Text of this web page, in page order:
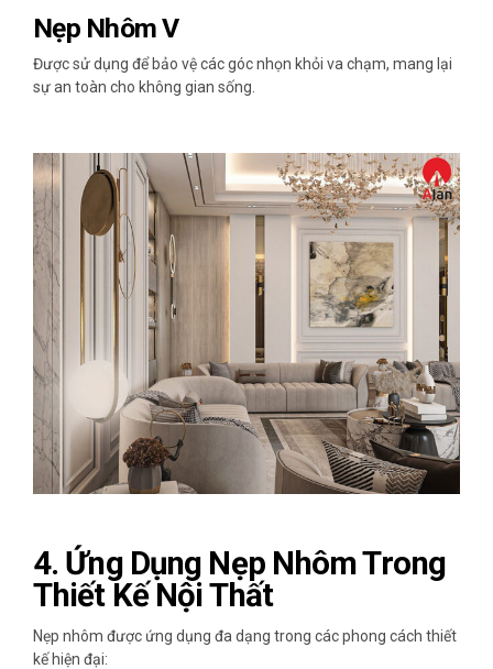
Nẹp Nhôm V
Được sử dụng để bảo vệ các góc nhọn khỏi va chạm, mang lại
sự an toàn cho không gian sống.
4. Ứng Dụng Nẹp Nhôm Trong
Thiết Kế Nội Thất
Nẹp nhôm được ứng dụng đa dạng trong các phong cách thiết
kế hiện đại: